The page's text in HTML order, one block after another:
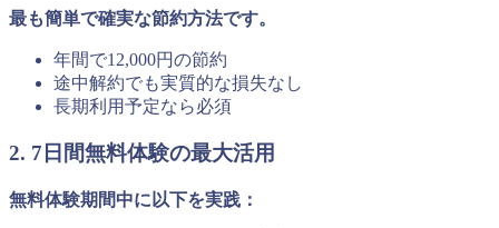
最も簡単で確実な節約方法です。
年間で12,000円の節約
途中解約でも実質的な損失なし
長期利用予定なら必須
2. 7日間無料体験の最大活用
無料体験期間中に以下を実践：